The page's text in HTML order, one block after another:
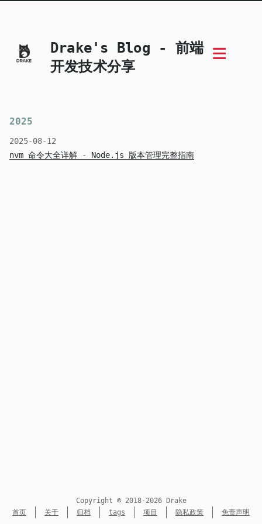
Drake's Blog - 前端
开发技术分享
2025
2025-08-12
nvm 命令大全详解 - Node.js 版本管理完整指南
Copyright © 2018-2026 Drake
首页
关于 归档 tags 项目 隐私政策 免责声明